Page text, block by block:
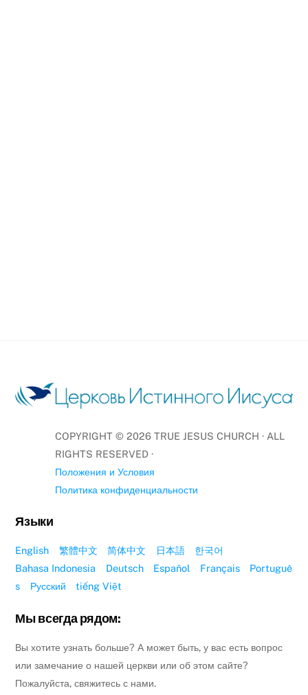
COPYRIGHT © 2026 TRUE JESUS CHURCH · ALL
RIGHTS RESERVED ·
Положения и Условия
Политика конфиденциальности
Языки
English 繁體中文 简体中文 日本語
한국어
Bahasa Indonesia
Deutsch Español Français
Portuguê
s
Русский tiếng Việt
Мы всегда рядом:
Вы хотите узнать больше? А может быть, у вас есть вопрос
или замечание о нашей церкви или об этом сайте?
Пожалуйста, свяжитесь с нами.